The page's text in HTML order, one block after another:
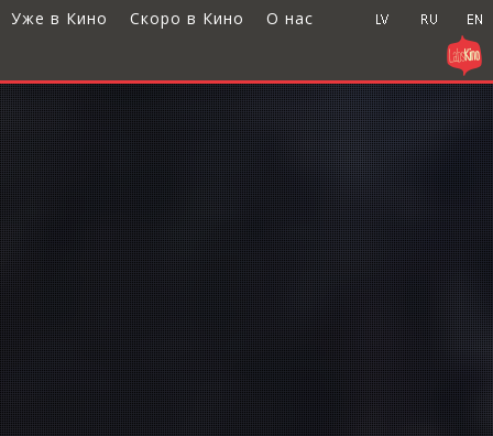
Уже в Кино Скоро в Кино О нас